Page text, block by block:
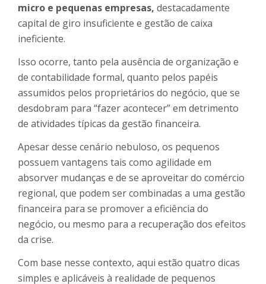
micro e pequenas empresas, destacadamente
capital de giro insuficiente e gestão de caixa
ineficiente.
Isso ocorre, tanto pela ausência de organização e
de contabilidade formal, quanto pelos papéis
assumidos pelos proprietários do negócio, que se
desdobram para “fazer acontecer” em detrimento
de atividades típicas da gestão financeira.
Apesar desse cenário nebuloso, os pequenos
possuem vantagens tais como agilidade em
absorver mudanças e de se aproveitar do comércio
regional, que podem ser combinadas a uma gestão
financeira para se promover a eficiência do
negócio, ou mesmo para a recuperação dos efeitos
da crise.
Com base nesse contexto, aqui estão quatro dicas
simples e aplicáveis à realidade de pequenos